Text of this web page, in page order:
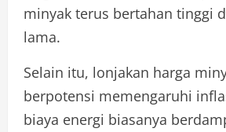
minyak terus bertahan tinggi
lama.
Selain itu, lonjakan harga
berpotensi memengaruhi
biaya energi biasanya